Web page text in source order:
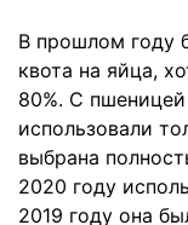
В прошлом году
квота на яйца,
80%. С
использовали
выбрана
2020 году
2019 году она